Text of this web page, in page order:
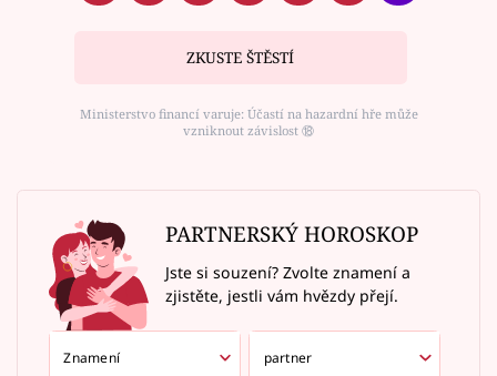
ZKUSTE ŠTĚSTÍ
Ministerstvo financí varuje: Účastí na hazardní hře může
vzniknout závislost ⑱
PARTNERSKÝ HOROSKOP
Jste si souzení? Zvolte znamení a
zjistěte, jestli vám hvězdy přejí.